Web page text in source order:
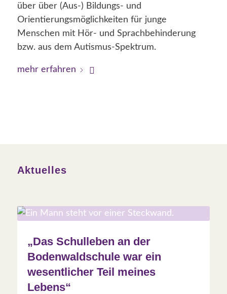
über über (Aus-) Bildungs- und
Orientierungsmöglichkeiten für junge
Menschen mit Hör- und Sprachbehinderung
bzw. aus dem Autismus-Spektrum.
mehr erfahren
Aktuelles
„Das Schulleben an der
Bodenwaldschule war ein
wesentlicher Teil meines
Lebens“